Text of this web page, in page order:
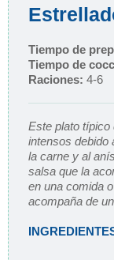
Tiempo de
Tiempo de
Raciones: 4-6
Este plato típico
intensos debido
la carne y al
salsa que la
en una comida
acompaña de